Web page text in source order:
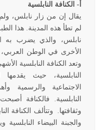
أ- الكنافة النابلسية
يقال إن من زار نابلس،
لم تطأ هذه المدينة. هذا
نابلس، والذي يضرب به
الأخرى في الوطن
وتعد الكنافة النابلسية
النابلسية، حيث
الاجتماعية والرسمية
النابلسية. فالكنافة
وثقافتها. وتتألف الكنافة
والجبنة البيضاء